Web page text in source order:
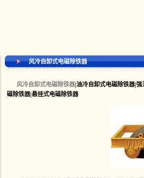
风冷自卸式电磁除铁器
风冷自卸式电磁除铁器 油冷自卸式电磁除铁器 |
磁除铁器|悬挂式电磁除铁器